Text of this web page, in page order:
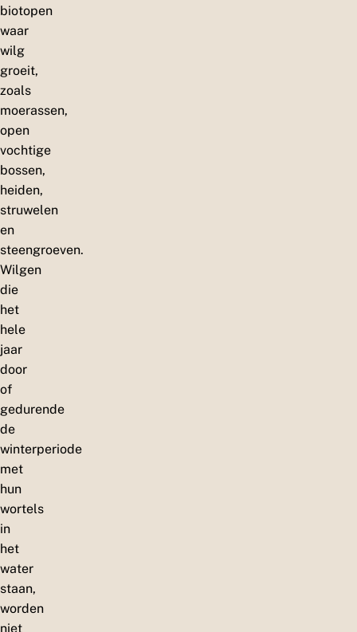
biotopen
waar
wilg
groeit,
zoals
moerassen,
open
vochtige
bossen,
heiden,
struwelen
en
steengroeven.
Wilgen
die
het
hele
jaar
door
of
gedurende
de
winterperiode
met
hun
wortels
in
het
water
staan,
worden
niet